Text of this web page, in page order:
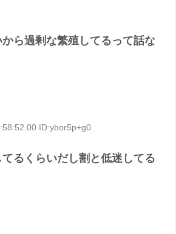
ら過剰な繁殖してるって話な
ID:ybor5p+g0
るくらいだし割と低迷してる